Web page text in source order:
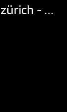
ensemble für neue musik zürich - Trailer ZUHOEAN